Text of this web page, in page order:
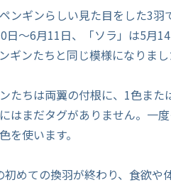
ンギンらしい見た目をした3
日～6月11日、「ソラ」は5月
ギンたちと同じ模様になりまし
たちは両翼の付根に、1色ま
はまだタグがありません。一
を使います。
めての換羽が終わり、食欲